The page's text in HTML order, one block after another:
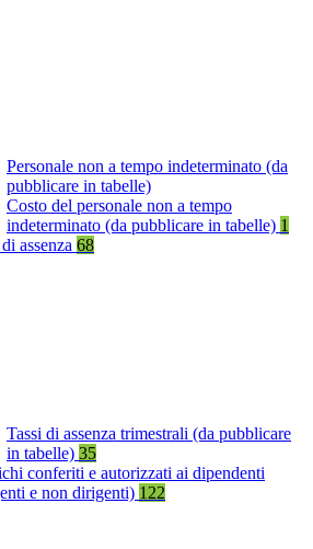
Personale non a tempo indeterminato (da
pubblicare in tabelle)
Costo del personale non a tempo
indeterminato (da pubblicare in tabelle) 1
assenza 68
Tassi di assenza trimestrali (da pubblicare
in tabelle) 35
conferiti e autorizzati ai dipendenti
e non dirigenti) 122